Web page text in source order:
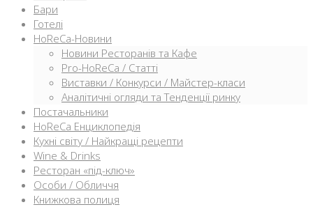
Бари
Готелі
HoReCa-Новини
Новини Ресторанів та Кафе
Pro-HoReCa / Статті
Виставки / Конкурси / Майстер-класи
Аналітичні огляди та Тенденції ринку
Постачальники
HoReCa Енциклопедія
Кухні світу / Найкращі рецепти
Wine & Drinks
Ресторан «під-ключ»
Особи / Обличчя
Книжкова полиця